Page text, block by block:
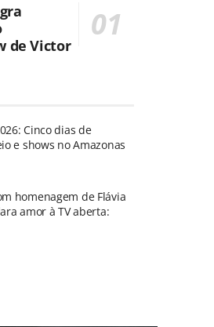
de Victor
Cinco dias de
e shows no Amazonas
homenagem de Flávia
amor à TV aberta: